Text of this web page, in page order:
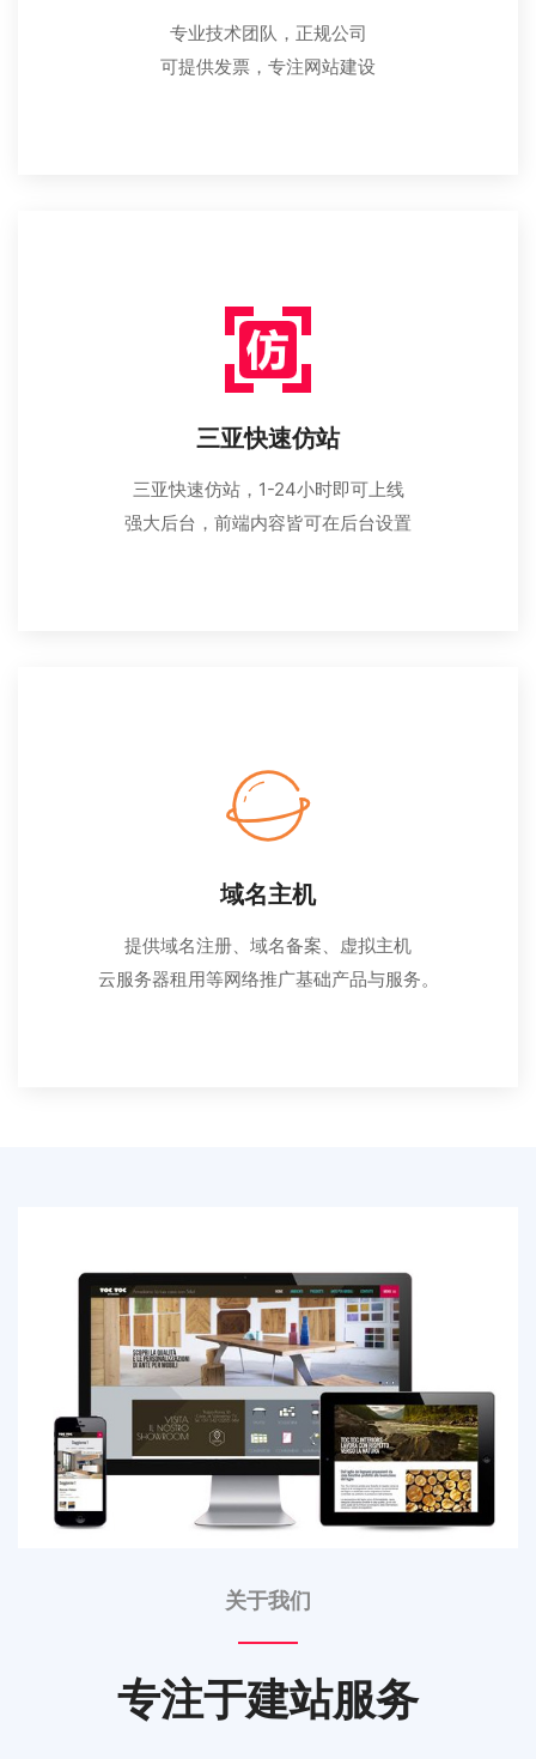
专业技术团队，正规公司
可提供发票，专注网站建设
三亚快速仿站
三亚快速仿站，1-24小时即可上线
强大后台，前端内容皆可在后台设置
域名主机
提供域名注册、域名备案、虚拟主机
云服务器租用等网络推广基础产品与服务。
关于我们
专注于建站服务